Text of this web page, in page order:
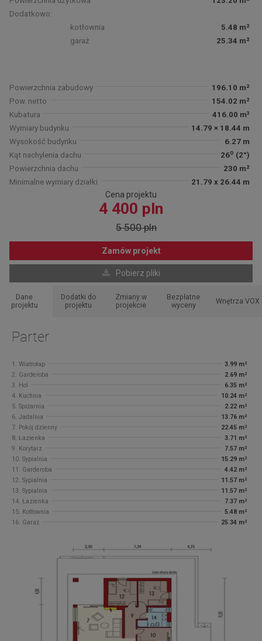
Dodatkowo:
kotłownia
5.48 m²
garaż
25.34 m²
Powierzchnia zabudowy
196.10 m²
Pow. netto
154.02 m²
Kubatura
416.00 m³
Wymiary budynku
14.79 × 18.44 m
Wysokość budynku
6.27 m
Kąt nachylenia dachu
26o (2°)
Powierzchnia dachu
230 m²
Minimalne wymiary działki
21.79 x 26.44 m
Cena projektu
4 400 pln
5 500 pln
Zamów projekt
Pobierz pliki
Dane
projektu
Dodatki do
projektu
Zmiany w
projekcie
Bezpłatne
wyceny
Wnętrza VOX
Parter
1. Wiatrołap
3.99 m²
2. Garderoba
2.69 m²
3. Hol
6.35 m²
4. Kuchnia
10.24 m²
5. Spiżarnia
2.22 m²
6. Jadalnia
13.76 m²
7. Pokój dzienny
22.45 m²
8. Łazienka
3.71 m²
9. Korytarz
7.57 m²
10. Sypialnia
15.29 m²
11. Garderoba
4.42 m²
12. Sypialnia
11.57 m²
13. Sypialnia
11.57 m²
14. Łazienka
7.37 m²
15. Kotłownia
5.48 m²
16. Garaż
25.34 m²